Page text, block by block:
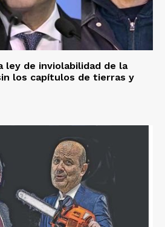
ley de inviolabilidad de la
los capítulos de tierras y